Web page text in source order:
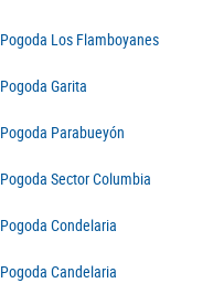
Pogoda Los Flamboyanes
Pogoda Garita
Pogoda Parabueyón
Pogoda Sector Columbia
Pogoda Condelaria
Pogoda Candelaria